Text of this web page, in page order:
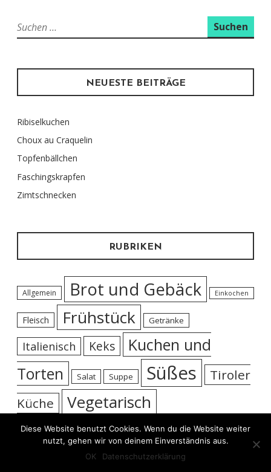
Suchen
nach:
NEUESTE BEITRÄGE
Ribiselkuchen
Choux au Craquelin
Topfenbällchen
Faschingskrapfen
Zimtschnecken
RUBRIKEN
Allgemein Brot und Gebäck Einkochen
Fleisch Frühstück Getränke
Italienisch Keks
Kuchen und
Torten
Salat Suppe Süßes
Tiroler
Küche
Vegetarisch
ofenkino.at - 2025
Diese Website benutzt Cookies. Wenn du die Website weiter
nutzt, gehen wir von deinem Einverständnis aus.
OK
Datenschutzerklärung